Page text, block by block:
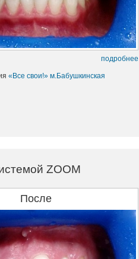
подробнее
«Все свои!» м.Бабушкинская
ZOOM
После